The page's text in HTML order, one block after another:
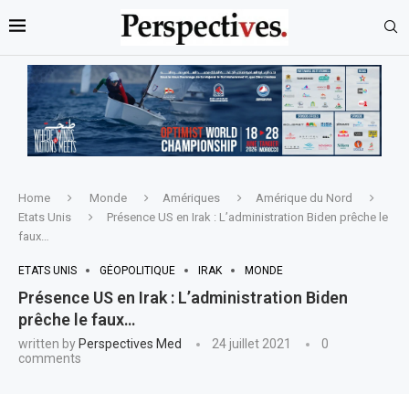
Home Monde Amériques
Amérique du Nord
Etats Unis
Présence US en Irak : L’administration Biden prêche le
faux…
ETATS UNIS GÉOPOLITIQUE IRAK MONDE
Présence US en Irak : L’administration Biden
prêche le faux…
written by Perspectives Med 24 juillet 2021
0
comments